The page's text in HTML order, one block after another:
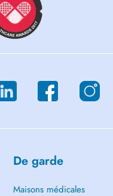
De garde
Maisons médicales